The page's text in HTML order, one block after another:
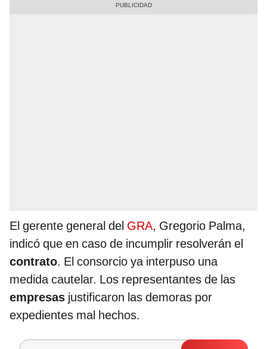
El gerente general del GRA, Gregorio Palma,
indicó que en caso de incumplir resolverán el
contrato. El consorcio ya interpuso una
medida cautelar. Los representantes de las
empresas justificaron las demoras por
expedientes mal hechos.